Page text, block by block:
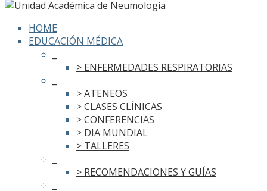
HOME
EDUCACIÓN MÉDICA
> ENFERMEDADES RESPIRATORIAS
> ATENEOS
> CLASES CLÍNICAS
> CONFERENCIAS
> DIA MUNDIAL
> TALLERES
> RECOMENDACIONES Y GUÍAS